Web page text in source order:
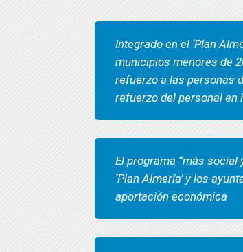
Integrado en el ‘Plan
municipios menores de
refuerzo a las personas
refuerzo del personal en
El programa “más social
‘Plan Almería’ y los
aportación económica